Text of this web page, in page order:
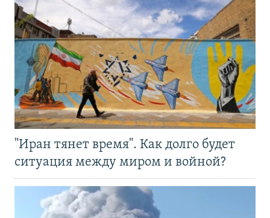
"Иран тянет время". Как долго будет
ситуация между миром и войной?